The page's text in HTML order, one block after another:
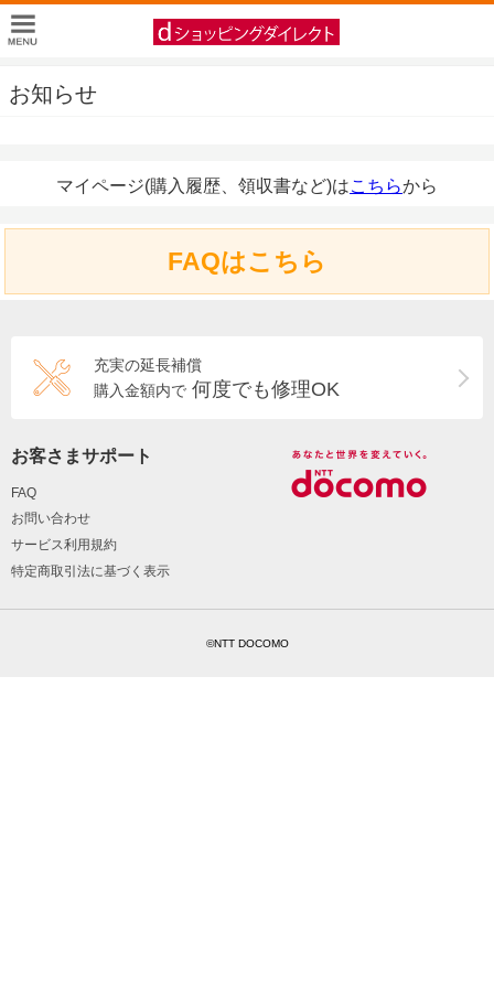
お知らせ
マイページ(購入履歴、領収書など)はこちらから
FAQはこちら
充実の延長補償
購入金額内で 何度でも修理OK
お客さまサポート
FAQ
お問い合わせ
サービス利用規約
特定商取引法に基づく表示
©NTT DOCOMO